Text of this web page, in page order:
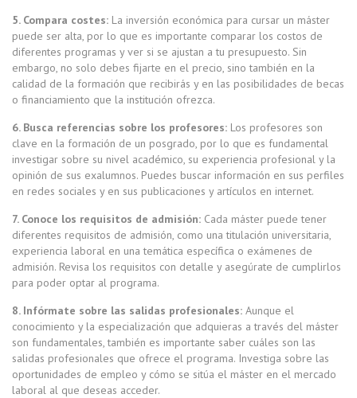
5. Compara costes: La inversión económica para cursar un máster
puede ser alta, por lo que es importante comparar los costos de
diferentes programas y ver si se ajustan a tu presupuesto. Sin
embargo, no solo debes fijarte en el precio, sino también en la
calidad de la formación que recibirás y en las posibilidades de becas
o financiamiento que la institución ofrezca.
6. Busca referencias sobre los profesores: Los profesores son
clave en la formación de un posgrado, por lo que es fundamental
investigar sobre su nivel académico, su experiencia profesional y la
opinión de sus exalumnos. Puedes buscar información en sus perfiles
en redes sociales y en sus publicaciones y artículos en internet.
7. Conoce los requisitos de admisión: Cada máster puede tener
diferentes requisitos de admisión, como una titulación universitaria,
experiencia laboral en una temática específica o exámenes de
admisión. Revisa los requisitos con detalle y asegúrate de cumplirlos
para poder optar al programa.
8. Infórmate sobre las salidas profesionales: Aunque el
conocimiento y la especialización que adquieras a través del máster
son fundamentales, también es importante saber cuáles son las
salidas profesionales que ofrece el programa. Investiga sobre las
oportunidades de empleo y cómo se sitúa el máster en el mercado
laboral al que deseas acceder.